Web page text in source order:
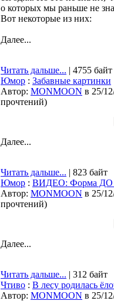
о которых мы раньше не
Вот некоторые из них:
Далее...
Читать дальше... | 4755 байт
Юмор : Забавные картинки
Автор: MONMOON в 25/
прочтений)
Далее...
Читать дальше... | 823 байт
Юмор : ВИДЕО: Форма ДО
Автор: MONMOON в 25/
прочтений)
Далее...
Читать дальше... | 312 байт
Чтиво : В лесу родилась
Автор: MONMOON в 25/